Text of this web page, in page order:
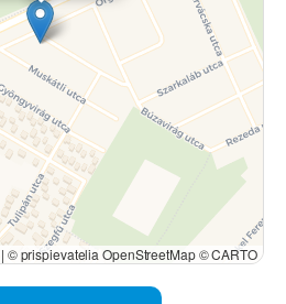
| © prispievatelia OpenStreetMap © CARTO